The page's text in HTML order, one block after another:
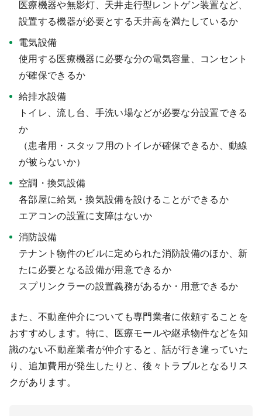
医療機器や無影灯、天井走行型レントゲン装置など、
設置する機器が必要とする天井高を満たしているか
電気設備
使用する医療機器に必要な分の電気容量、コンセント
が確保できるか
給排水設備
トイレ、流し台、手洗い場などが必要な分設置できる
か
（患者用・スタッフ用のトイレが確保できるか、動線
が被らないか）
空調・換気設備
各部屋に給気・換気設備を設けることができるか
エアコンの設置に支障はないか
消防設備
テナント物件のビルに定められた消防設備のほか、新
たに必要となる設備が用意できるか
スプリンクラーの設置義務があるか・用意できるか
また、不動産仲介についても専門業者に依頼することを
おすすめします。特に、医療モールや継承物件などを知
識のない不動産業者が仲介すると、話が行き違っていた
り、追加費用が発生したりと、後々トラブルとなるリス
クがあります。